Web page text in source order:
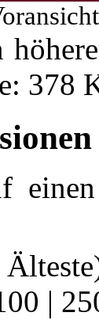
378
|